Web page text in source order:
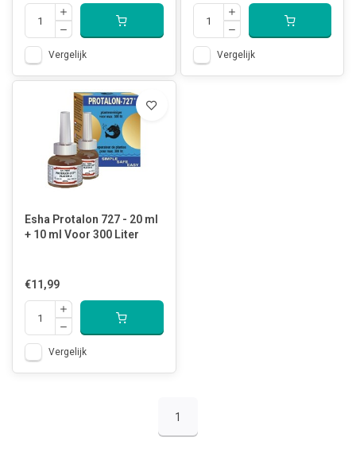
Vergelijk Vergelijk
Esha Protalon 727 - 20 ml
+ 10 ml Voor 300 Liter
€11,99
Vergelijk
1